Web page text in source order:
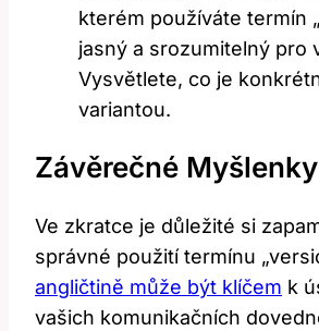
kterém používáte termín
jasný a srozumitelný pro
Vysvětlete, co je
variantou.
Závěrečné Myšlenky
Ve zkratce je důležité si
správné použití termínu
angličtině může být klíčem k
vašich komunikačních